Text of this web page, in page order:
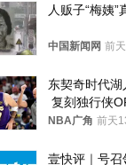
人贩子“梅姨
中国新闻网 前
东契奇时代湖
复刻独行侠
者？
NBA广角 前天
壹快评｜号